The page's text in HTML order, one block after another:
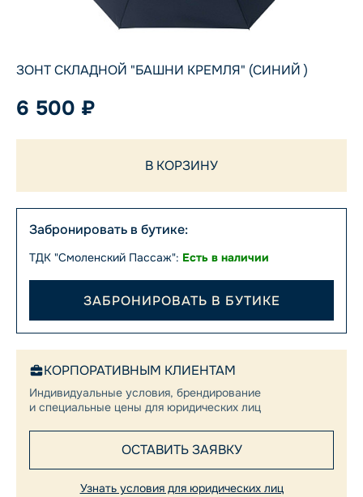
ЗОНТ СКЛАДНОЙ "БАШНИ КРЕМЛЯ" (СИНИЙ )
6 500 ₽
В КОРЗИНУ
Забронировать в бутике:
ТДК "Смоленский Пассаж": Есть в наличии
ЗАБРОНИРОВАТЬ В БУТИКЕ
КОРПОРАТИВНЫМ КЛИЕНТАМ
Индивидуальные условия, брендирование
и специальные цены для юридических лиц
ОСТАВИТЬ ЗАЯВКУ
Узнать условия для юридических лиц